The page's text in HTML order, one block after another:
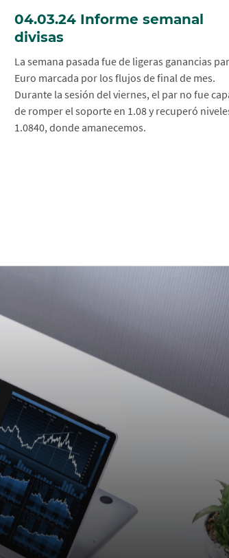
04.03.24 Informe semanal
divisas
La semana pasada fue de ligeras ganancias
Euro marcada por los flujos de final de mes.
Durante la sesión del viernes, el par no fue
de romper el soporte en 1.08 y recuperó
1.0840, donde amanecemos.